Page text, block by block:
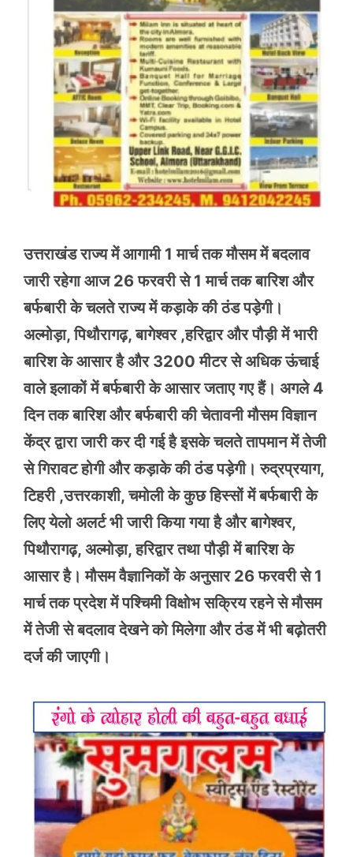
उत्तराखंड राज्य में आगामी 1 मार्च तक मौसम में बदलाव
जारी रहेगा आज 26 फरवरी से 1 मार्च तक बारिश और
बर्फबारी के चलते राज्य में कड़ाके की ठंड पड़ेगी।
अल्मोड़ा, पिथौरागढ़, बागेश्वर ,हरिद्वार और पौड़ी में भारी
बारिश के आसार है और 3200 मीटर से अधिक ऊंचाई
वाले इलाकों में बर्फबारी के आसार जताए गए हैं। अगले 4
दिन तक बारिश और बर्फबारी की चेतावनी मौसम विज्ञान
केंद्र द्वारा जारी कर दी गई है इसके चलते तापमान में तेजी
से गिरावट होगी और कड़ाके की ठंड पड़ेगी। रुद्रप्रयाग,
टिहरी ,उत्तरकाशी, चमोली के कुछ हिस्सों में बर्फबारी के
लिए येलो अलर्ट भी जारी किया गया है और बागेश्वर,
पिथौरागढ़, अल्मोड़ा, हरिद्वार तथा पौड़ी में बारिश के
आसार है। मौसम वैज्ञानिकों के अनुसार 26 फरवरी से 1
मार्च तक प्रदेश में पश्चिमी विक्षोभ सक्रिय रहने से मौसम
में तेजी से बदलाव देखने को मिलेगा और ठंड में भी बढ़ोतरी
दर्ज की जाएगी।